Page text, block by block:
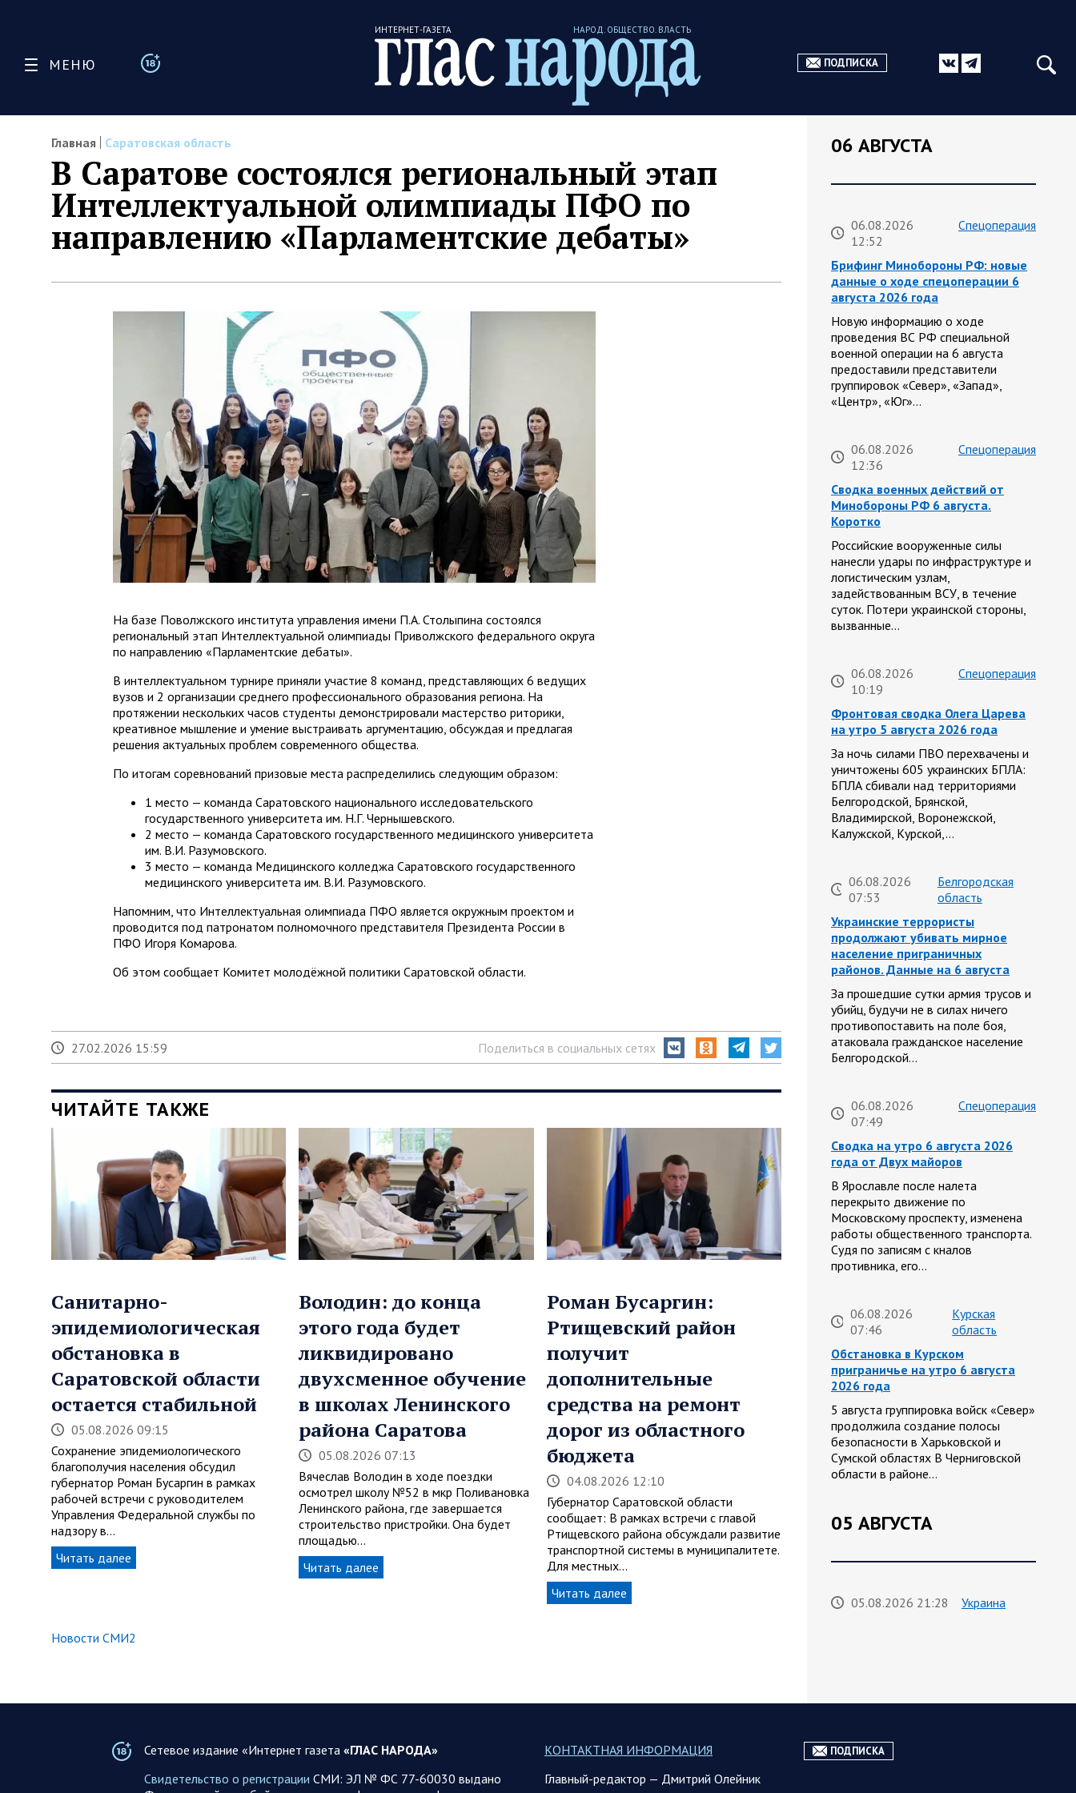
МЕНЮ
ИНТЕРНЕТ-ГАЗЕТА НАРОД. ОБЩЕСТВО. ВЛАСТЬ
ПОДПИСКА
Главная Саратовская область
В Саратове состоялся региональный этап
Интеллектуальной олимпиады ПФО по
направлению «Парламентские дебаты»
На базе Поволжского института управления имени П.А. Столыпина состоялся
региональный этап Интеллектуальной олимпиады Приволжского федерального округа
по направлению «Парламентские дебаты».
В интеллектуальном турнире приняли участие 8 команд, представляющих 6 ведущих
вузов и 2 организации среднего профессионального образования региона. На
протяжении нескольких часов студенты демонстрировали мастерство риторики,
креативное мышление и умение выстраивать аргументацию, обсуждая и предлагая
решения актуальных проблем современного общества.
По итогам соревнований призовые места распределились следующим образом:
1 место — команда Саратовского национального исследовательского
государственного университета им. Н.Г. Чернышевского.
2 место — команда Саратовского государственного медицинского университета
им. В.И. Разумовского.
3 место — команда Медицинского колледжа Саратовского государственного
медицинского университета им. В.И. Разумовского.
Напомним, что Интеллектуальная олимпиада ПФО является окружным проектом и
проводится под патронатом полномочного представителя Президента России в
ПФО Игоря Комарова.
Об этом сообщает Комитет молодёжной политики Саратовской области.
27.02.2026 15:59 Поделиться в социальных сетях
ЧИТАЙТЕ ТАКЖЕ
Санитарно-
эпидемиологическая
обстановка в
Саратовской области
остается стабильной
05.08.2026 09:15
Сохранение эпидемиологического
благополучия населения обсудил
губернатор Роман Бусаргин в рамках
рабочей встречи с руководителем
Управления Федеральной службы по
надзору в…
Читать далее
Володин: до конца
этого года будет
ликвидировано
двухсменное обучение
в школах Ленинского
района Саратова
05.08.2026 07:13
Вячеслав Володин в ходе поездки
осмотрел школу №52 в мкр Поливановка
Ленинского района, где завершается
строительство пристройки. Она будет
площадью…
Читать далее
Роман Бусаргин:
Ртищевский район
получит
дополнительные
средства на ремонт
дорог из областного
бюджета
04.08.2026 12:10
Губернатор Саратовской области
сообщает: В рамках встречи с главой
Ртищевского района обсуждали развитие
транспортной системы в муниципалитете.
Для местных…
Читать далее
Новости СМИ2
06 АВГУСТА
06.08.2026
12:52
Спецоперация
Брифинг Минобороны РФ: новые
данные о ходе спецоперации 6
августа 2026 года
Новую информацию о ходе
проведения ВС РФ специальной
военной операции на 6 августа
предоставили представители
группировок «Север», «Запад»,
«Центр», «Юг»…
06.08.2026
12:36
Спецоперация
Сводка военных действий от
Минобороны РФ 6 августа.
Коротко
Российские вооруженные силы
нанесли удары по инфраструктуре и
логистическим узлам,
задействованным ВСУ, в течение
суток. Потери украинской стороны,
вызванные…
06.08.2026
10:19
Спецоперация
Фронтовая сводка Олега Царева
на утро 5 августа 2026 года
За ночь силами ПВО перехвачены и
уничтожены 605 украинских БПЛА:
БПЛА сбивали над территориями
Белгородской, Брянской,
Владимирской, Воронежской,
Калужской, Курской,…
06.08.2026
07:53
Белгородская
область
Украинские террористы
продолжают убивать мирное
население приграничных
районов. Данные на 6 августа
За прошедшие сутки армия трусов и
убийц, будучи не в силах ничего
противопоставить на поле боя,
атаковала гражданское население
Белгородской…
06.08.2026
07:49
Спецоперация
Сводка на утро 6 августа 2026
года от Двух майоров
В Ярославле после налета
перекрыто движение по
Московскому проспекту, изменена
работы общественного транспорта.
Судя по записям с кналов
противника, его…
06.08.2026
07:46
Курская
область
Обстановка в Курском
приграничье на утро 6 августа
2026 года
5 августа группировка войск «Север»
продолжила создание полосы
безопасности в Харьковской и
Сумской областях В Черниговской
области в районе…
05 АВГУСТА
05.08.2026 21:28
Украина
Германии, на которой…
Сетевое издание «Интернет газета «ГЛАС НАРОДА»
Свидетельство о регистрации СМИ: ЭЛ № ФС 77-60030 выдано
КОНТАКТНАЯ ИНФОРМАЦИЯ
Главный-редактор — Дмитрий Олейник
ПОДПИСКА